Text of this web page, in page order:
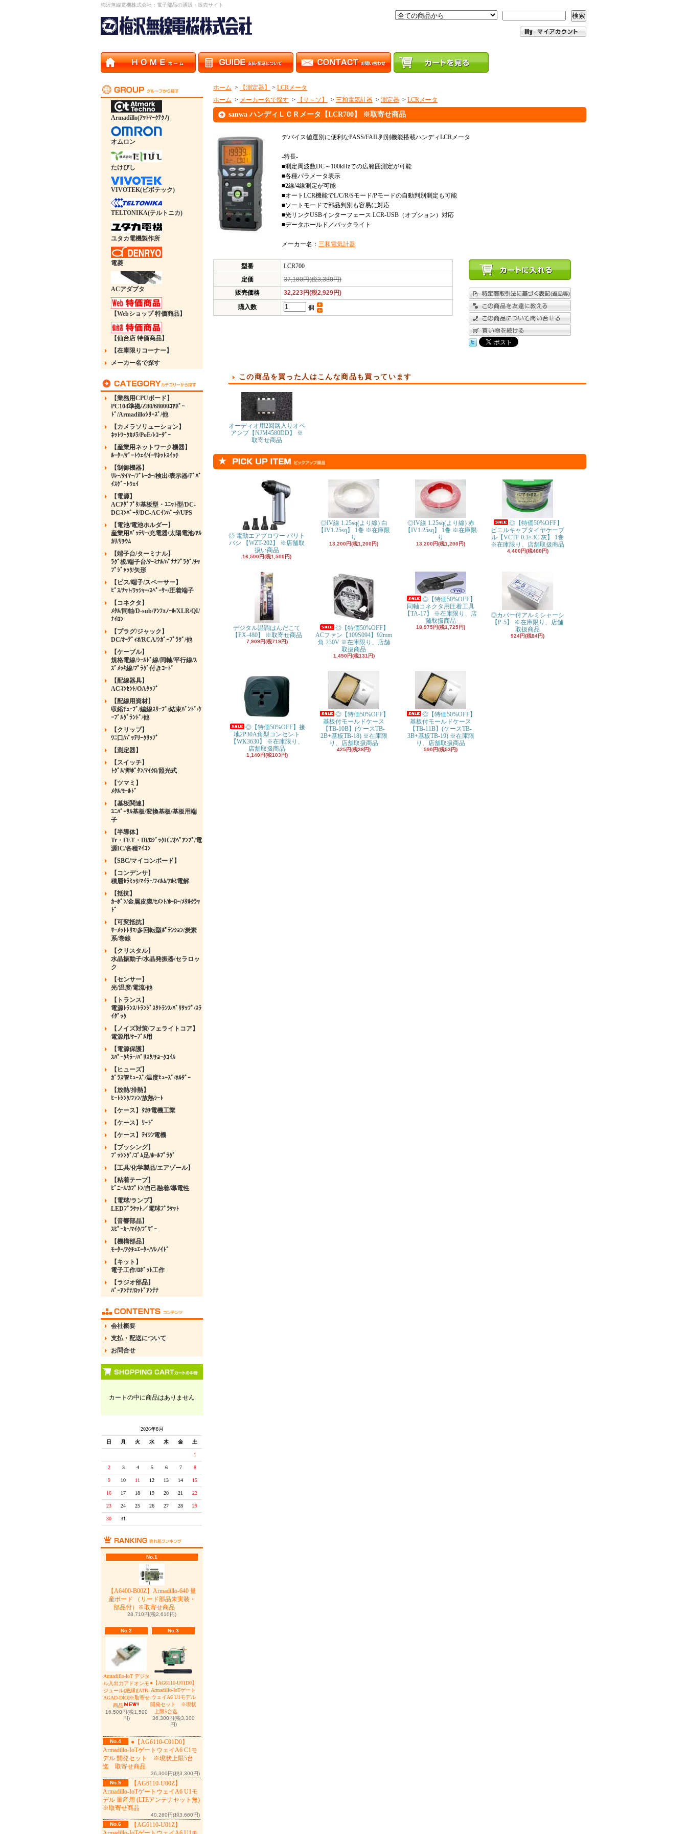
梅沢無線電機株式会社：電子部品の通販・販売サイト
検索
Armadillo(ｱｯﾄﾏｰｸﾃｸﾉ)
オムロン
たけびし
VIVOTEK(ビボテック)
TELTONIKA(テルトニカ)
ユタカ電機製作所
電菱
ACアダプタ
【Webショップ 特価商品】
【仙台店 特価商品】
【在庫限りコーナー】
メーカー名で探す
【業務用CPUボード】
PC104準拠/Z80/68000ｺｱﾎﾞｰ
ﾄﾞ/Armadilloｼﾘｰｽﾞ/他
【カメラソリューション】
ﾈｯﾄﾜｰｸｶﾒﾗ/PoE/ﾚｺｰﾀﾞｰ
【産業用ネットワーク機器】
ﾙｰﾀｰ/ｹﾞｰﾄｳｪｲ/ｲｰｻﾈｯﾄｽｲｯﾁ
【制御機器】
ﾘﾚｰ/ﾀｲﾏｰ/ﾌﾞﾚｰｶｰ/検出/表示器/ﾃﾞﾊﾞ
ｲｽｹﾞｰﾄｳｪｲ
【電源】
ACｱﾀﾞﾌﾟﾀ/基板型・ﾕﾆｯﾄ型/DC-
DCｺﾝﾊﾞｰﾀ/DC-ACｲﾝﾊﾞｰﾀ/UPS
【電池/電池ホルダー】
産業用ﾊﾞｯﾃﾘｰ/充電器/太陽電池/ｱﾙ
ｶﾘ/ﾘﾁｳﾑ
【端子台/ターミナル】
ﾗｸﾞ板/端子台/ﾀｰﾐﾅﾙ/ﾊﾞﾅﾅﾌﾟﾗｸﾞ/ﾁｯ
ﾌﾟｼﾞｬｯｸ/矢形
【ビス/端子/スペーサー】
ﾋﾞｽ/ﾅｯﾄ/ﾜｯｼｬｰ/ｽﾍﾟｰｻｰ/圧着端子
【コネクタ】
ﾒﾀﾙ/同軸/D-sub/ｱﾝﾌｪﾉｰﾙ/XLR/QI/
ﾅｲﾛﾝ
【プラグ/ジャック】
DC/ｵｰﾃﾞｨｵ/RCA/ｼｶﾞｰﾌﾟﾗｸﾞ/他
【ケーブル】
規格電線/ｼｰﾙﾄﾞ線/同軸/平行線/ｽ
ｽﾞﾒｯｷ線/ﾌﾟﾗｸﾞ付きｺｰﾄﾞ
【配線器具】
ACｺﾝｾﾝﾄ/OAﾀｯﾌﾟ
【配線用資材】
収縮ﾁｭｰﾌﾞ/編線ｽﾘｰﾌﾞ/結束ﾊﾞﾝﾄﾞ/ｹ
ｰﾌﾞﾙｸﾞﾗﾝﾄﾞ/他
【クリップ】
ﾜﾆ口/ﾊﾞｯﾃﾘｰｸﾘｯﾌﾟ
【測定器】
【スイッチ】
ﾄｸﾞﾙ/押ﾎﾞﾀﾝ/ﾏｲｸﾛ/照光式
【ツマミ】
ﾒﾀﾙ/ﾓｰﾙﾄﾞ
【基板関連】
ﾕﾆﾊﾞｰｻﾙ基板/変換基板/基板用端
子
【半導体】
Tr・FET・Di/ﾛｼﾞｯｸIC/ｵﾍﾟｱﾝﾌﾟ/電
源IC/各種ﾏｲｺﾝ
【SBC/マイコンボード】
【コンデンサ】
積層ｾﾗﾐｯｸ/ﾏｲﾗｰ/ﾌｨﾙﾑ/ｱﾙﾐ電解
【抵抗】
ｶｰﾎﾞﾝ/金属皮膜/ｾﾒﾝﾄ/ﾎｰﾛｰ/ﾒﾀﾙｸﾗｯ
ﾄﾞ
【可変抵抗】
ｻｰﾒｯﾄﾄﾘﾏ/多回転型ﾎﾟﾃﾝｼｮﾝ/炭素
系/巻線
【クリスタル】
水晶振動子/水晶発振器/セラロッ
ク
【センサー】
光/温度/電流/他
【トランス】
電源ﾄﾗﾝｽ/ﾄﾗﾝｼﾞｽﾀﾄﾗﾝｽ/ﾊﾞﾘﾀｯﾌﾟ/ｽﾗ
ｲﾀﾞｯｸ
【ノイズ対策/フェライトコア】
電源用/ｹｰﾌﾞﾙ用
【電源保護】
ｽﾊﾟｰｸｷﾗｰ/ﾊﾞﾘｽﾀ/ﾁｮｰｸｺｲﾙ
【ヒューズ】
ｶﾞﾗｽ管ﾋｭｰｽﾞ/温度ﾋｭｰｽﾞ/ﾎﾙﾀﾞｰ
【放熱/排熱】
ﾋｰﾄｼﾝｸ/ﾌｧﾝ/放熱ｼｰﾄ
【ケース】ﾀｶﾁ電機工業
【ケース】ﾘｰﾄﾞ
【ケース】ﾃｲｼﾝ電機
【ブッシング】
ﾌﾞｯｼﾝｸﾞ/ｺﾞﾑ足/ﾎｰﾙﾌﾟﾗｸﾞ
【工具/化学製品/エアゾール】
【粘着テープ】
ﾋﾞﾆｰﾙ/ｶﾌﾟﾄﾝ/自己融着/導電性
【電球/ランプ】
LEDﾌﾞﾗｹｯﾄ／電球ﾌﾞﾗｹｯﾄ
【音響部品】
ｽﾋﾟｰｶｰ/ﾏｲｸ/ﾌﾞｻﾞｰ
【機構部品】
ﾓｰﾀｰ/ｱｸﾁｭｴｰﾀｰ/ｿﾚﾉｲﾄﾞ
【キット】
電子工作/ﾛﾎﾞｯﾄ工作
【ラジオ部品】
ﾊﾞｰｱﾝﾃﾅ/ﾛｯﾄﾞｱﾝﾃﾅ
会社概要
支払・配送について
お問合せ
カートの中に商品はありません
2026年8月
日 月 火 水 木 金 土
1
2 3 4 5 6 7 8
9 10 11 12 13 14 15
16 17 18 19 20 21 22
23 24 25 26 27 28 29
30 31
No.1
【A6400-B00Z】Armadillo-640 量
産ボード （リード部品未実装・
部品付）※取寄せ商品
28,710円(税2,610円)
No.2
Armadillo-IoT デジタ
ル入出力アドオンモ
ジュール(絶縁)[ATB-
AGAD-DIO]※取寄せ
商品
16,500円(税1,500
円)
No.3
●【AG6110-U01D0】
Armadillo-IoTゲート
ウェイA6 U1モデル
開発セット ※現状
上限5台迄
36,300円(税3,300
円)
No.4
●【AG6110-C01D0】
Armadillo-IoTゲートウェイA6 C1モ
デル 開発セット ※現状上限5台
迄 取寄せ商品
36,300円(税3,300円)
No.5
【AG6110-U00Z】
Armadillo-IoTゲートウェイA6 U1モ
デル 量産用 (LTEアンテナセット無)
※取寄せ商品
40,260円(税3,660円)
No.6
【AG6110-U01Z】
ホーム > 【測定器】 > LCRメータ
ホーム > メーカー名で探す > 【サ～ソ】 > 三和電気計器 > 測定器 > LCRメータ
sanwa ハンディＬＣＲメータ【LCR700】 ※取寄せ商品
デバイス値選別に便利なPASS/FAIL判別機能搭載ハンディLCRメータ
-特長-
■測定周波数DC～100kHzでの広範囲測定が可能
■各種パラメータ表示
■2線/4線測定が可能
■オートLCR機能でL/C/R/Sモード/Pモードの自動判別測定も可能
■ソートモードで部品判別も容易に対応
■光リンクUSBインターフェース LCR-USB（オプション）対応
■データホールド／バックライト
メーカー名： 三和電気計器
型番
LCR700
定価
37,180円(税3,380円)
販売価格
32,223円(税2,929円)
購入数
個
この商品を買った人はこんな商品も買っています
オーディオ用2回路入りオペ
アンプ【NJM4580DD】 ※
取寄せ商品
◎ 電動エアブロワー バリト
バシ 【WZT-202】 ※店舗取
扱い商品
16,500円(税1,500円)
◎IV線 1.25sq(より線) 白
【IV1.25sq】 1巻 ※在庫限
り
13,200円(税1,200円)
◎IV線 1.25sq(より線) 赤
【IV1.25sq】 1巻 ※在庫限
り
13,200円(税1,200円)
◎【特価50%OFF】
ビニルキャプタイヤケーブ
ル【VCTF 0.3×3C 灰】 1巻
※在庫限り、店舗取扱商品
4,400円(税400円)
デジタル温調はんだこて
【PX-480】 ※取寄せ商品
7,909円(税719円)
◎【特価50%OFF】
ACファン【109S094】92mm
角 230V ※在庫限り、店舗
取扱商品
1,450円(税131円)
◎【特価50%OFF】
同軸コネクタ用圧着工具
【TA-17】 ※在庫限り、店
舗取扱商品
18,975円(税1,725円)
◎カバー付アルミシャーシ
【P-5】 ※在庫限り、店舗
取扱商品
924円(税84円)
◎【特価50%OFF】接
地2P30A角型コンセント
【WK3630】 ※在庫限り、
店舗取扱商品
1,140円(税103円)
◎【特価50%OFF】
基板付モールドケース
【TB-10B】(ケースTB-
2B+基板TB-18) ※在庫限
り、店舗取扱商品
425円(税38円)
◎【特価50%OFF】
基板付モールドケース
【TB-11B】(ケースTB-
3B+基板TB-19) ※在庫限
り、店舗取扱商品
590円(税53円)